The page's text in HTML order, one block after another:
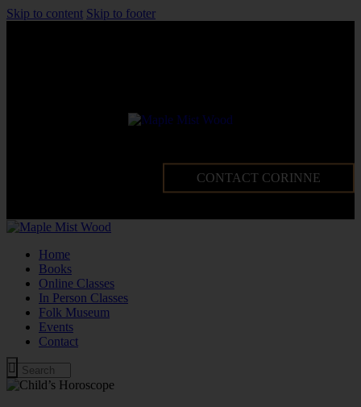
Skip to content Skip to footer
CONTACT CORINNE
Home
Books
Online Classes
In Person Classes
Folk Museum
Events
Contact